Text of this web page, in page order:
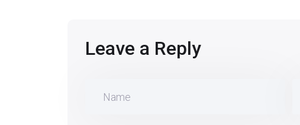
Leave a Reply